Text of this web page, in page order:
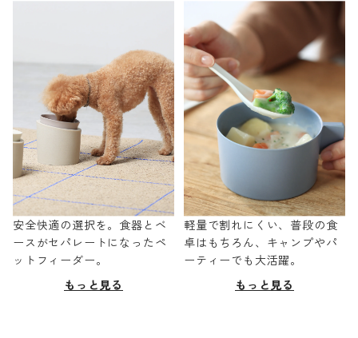
安全快適の選択を。食器とベ
ースがセパレートになったペ
ットフィーダー。
もっと見る
軽量で割れにくい、普段の食
卓はもちろん、キャンプやパ
ーティーでも大活躍。
もっと見る